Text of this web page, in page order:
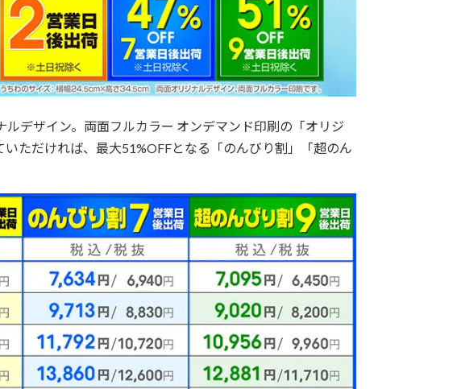
デザイン。両面フルカラー オンデマンド印刷の「オリジ
ただければ、最大51%OFFとなる「のんびり割」「超のん